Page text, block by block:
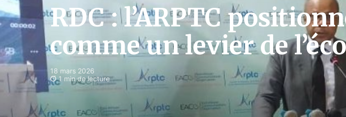
RDC : l’ARPTC
comme un levier de
18 mars 2026
1 min de lecture